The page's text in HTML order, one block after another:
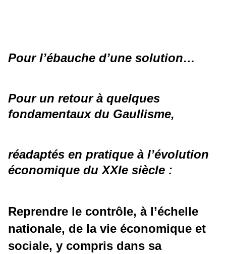
Pour l’ébauche d’une solution…
Pour un retour à quelques
fondamentaux du Gaullisme,
réadaptés en pratique à l’évolution
économique du XXIe siècle :
Reprendre le contrôle, à l’échelle
nationale, de la vie économique et
sociale, y compris dans sa